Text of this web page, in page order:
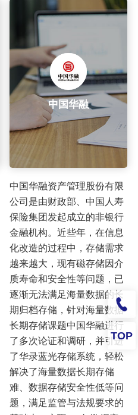
中国华融
中国华融资产管理股份有限
公司是由财政部、中国人寿
保险集团发起成立的非银行
金融机构。近些年，在信息
化改造的过程中，存储需求
越来越大，现有磁存储因介
质寿命和安全性等问题，已
逐渐无法满足海量数据的长
期归档存储，针对海量数据
长期存储课题中国华融进行
了多次论证和调研，并引进
了华录蓝光存储系统，轻松
解决了海量数据长期存储
难、数据存储安全性低等问
题，满足监管与法规要求的
TOP